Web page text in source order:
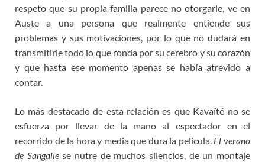
respeto que su propia familia parece no otorgarle, ve en
Auste a una persona que realmente entiende sus
problemas y sus motivaciones, por lo que no dudará en
transmitirle todo lo que ronda por su cerebro y su corazón
y que hasta ese momento apenas se había atrevido a
contar.
Lo más destacado de esta relación es que Kavaïté no se
esfuerza por llevar de la mano al espectador en el
recorrido de la hora y media que dura la película. El verano
de Sangailese nutre de muchos silencios, de un montaje